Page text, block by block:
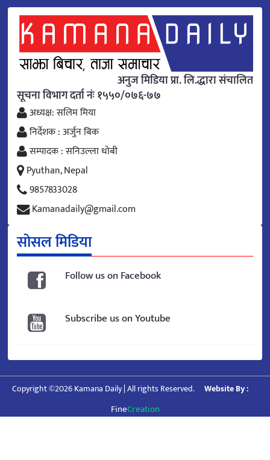
अनुज मिडिया प्रा. लि.द्धारा संचालित
सूचना विभाग दर्ता नंः १५५०/०७६-७७
अध्यक्ष: सलिम मिया
निर्देशक : अर्जुन बिक
सम्पादक : सनिउल्ला धोबी
Pyuthan, Nepal
9857833028
Kamanadaily@gmail.com
सोसल मिडिया
Follow us on Facebook
Subscribe us on Youtube
Copyright ©2026 Kamana Daily | All rights Reserved. Website By :
FineCreation